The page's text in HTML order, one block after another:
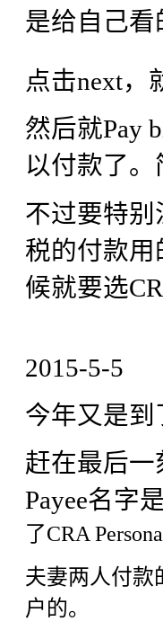
是给自己看
点击next，
然后就Pay
以付款了
不过要特别
税的付款用
候就要选
2015-5-5
今年又是
赶在最后
Payee名字
了CRA
夫妻两人付款
户的。